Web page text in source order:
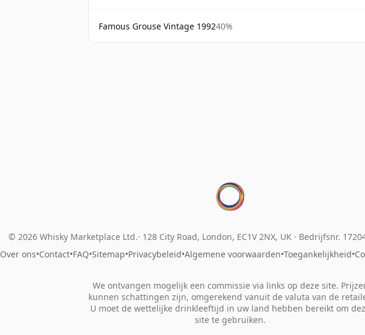
Famous Grouse Vintage 199240%
© 2026 Whisky Marketplace Ltd. 128 City Road, London, EC1V 2NX, UK · Bedrijfsnr.
Over ons•Contact•FAQ•Sitemap•Privacybeleid•Algemene voorwaarden•Toegankelijkheid•
We ontvangen mogelijk een commissie via links op deze site.
kunnen schattingen zijn, omgerekend vanuit de valuta van de
U moet de wettelijke drinkleeftijd in uw land hebben bereikt om
site te gebruiken.